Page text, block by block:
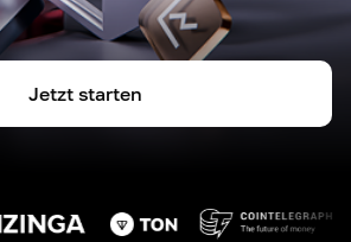
Jetzt starten